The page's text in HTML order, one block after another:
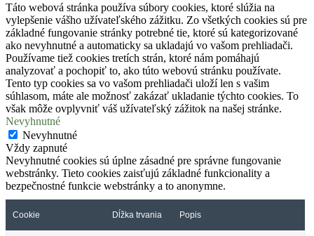
Táto webová stránka používa súbory cookies, ktoré slúžia na
vylepšenie vášho užívateľského zážitku. Zo všetkých cookies sú pre
základné fungovanie stránky potrebné tie, ktoré sú kategorizované
ako nevyhnutné a automaticky sa ukladajú vo vašom prehliadači.
Používame tiež cookies tretích strán, ktoré nám pomáhajú
analyzovať a pochopiť to, ako túto webovú stránku používate.
Tento typ cookies sa vo vašom prehliadači uloží len s vašim
súhlasom, máte ale možnosť zakázať ukladanie týchto cookies. To
však môže ovplyvniť váš užívateľský zážitok na našej stránke.
Nevyhnutné
Nevyhnutné
Vždy zapnuté
Nevyhnutné cookies sú úplne zásadné pre správne fungovanie
webstránky. Tieto cookies zaisťujú základné funkcionality a
bezpečnostné funkcie webstránky a to anonymne.
Cookie Dĺžka trvania Popis